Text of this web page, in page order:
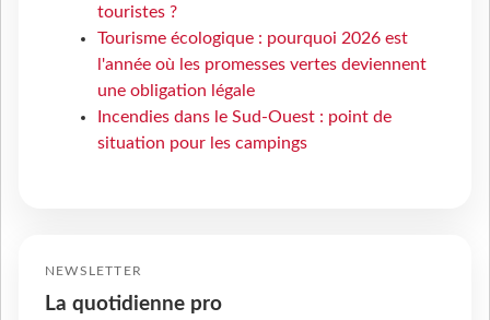
touristes ?
Tourisme écologique : pourquoi 2026 est
l'année où les promesses vertes deviennent
une obligation légale
Incendies dans le Sud-Ouest : point de
situation pour les campings
NEWSLETTER
La quotidienne pro